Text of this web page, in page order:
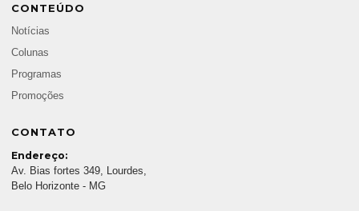
CONTEÚDO
Notícias
Colunas
Programas
Promoções
CONTATO
Endereço:
Av. Bias fortes 349, Lourdes,
Belo Horizonte - MG